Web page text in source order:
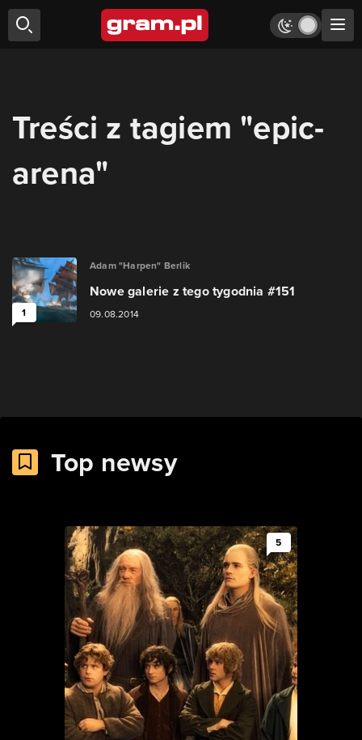
Treści z tagiem "epic-
arena"
1
Adam "Harpen" Berlik
Nowe galerie z tego tygodnia #151
09.08.2014
Top newsy
5